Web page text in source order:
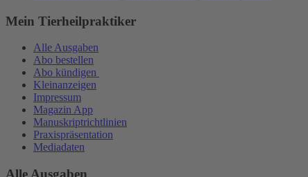
Mein Tierheilpraktiker
Alle Ausgaben
Abo bestellen
Abo kündigen
Kleinanzeigen
Impressum
Magazin App
Manuskriptrichtlinien
Praxispräsentation
Mediadaten
Alle Ausgaben